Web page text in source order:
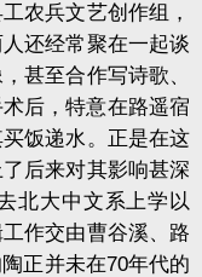
农兵文艺创作组，
还经常聚在一起谈
甚至合作写诗歌、
后，特意在路遥宿
饭递水。正是在这
后来对其影响甚深
北大中文系上学以
作交由曹谷溪、路
正并未在70年代的